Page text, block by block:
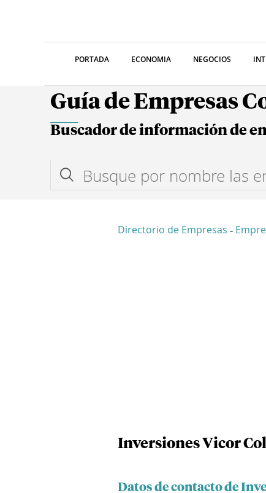
PORTADA ECONOMIA NEGOCIOS
Guía de Empresas
Buscador de información de
Directorio de Empresas -
Inversiones Vicor Col
Datos de contacto de